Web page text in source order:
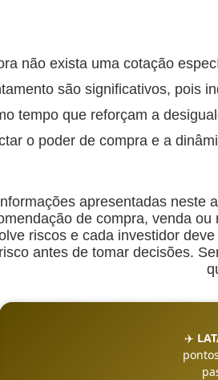
não exista uma cotação
são significativos, pois
tempo que reforçam a
o poder de compra e a
apresentadas neste
de compra, venda
riscos e cada investidor
antes de tomar decisões.
✈️